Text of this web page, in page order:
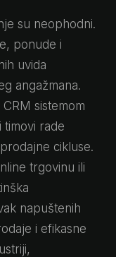
su neophodni.
ponude i
uvida
angažmana.
sistemom
timovi rade
cikluse.
trgovinu ili
napuštenih
i efikasne